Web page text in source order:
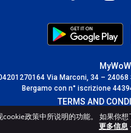
04201270164 Via Marconi, 34 –
Bergamo con n° iscrizione
TERMS AND
政策中所说明的功能。 如果你
更多信息